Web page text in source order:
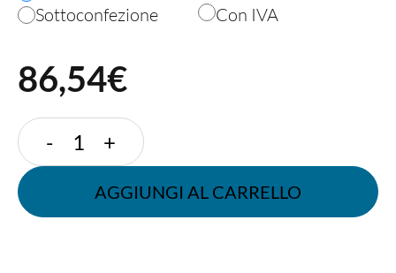
Sottoconfezione
Con IVA
86,54€
-
BICCHIERE
DOPPIO
CARTONCINO
KRAFT
+
AGGIUNGI AL CARRELLO